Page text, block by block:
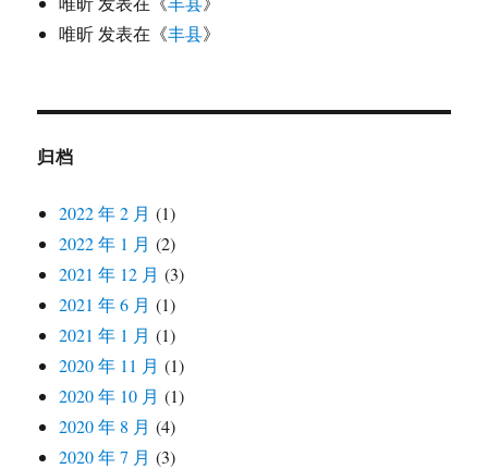
唯昕 发表在《丰县》
归档
2022 年 2 月 (1)
2022 年 1 月 (2)
2021 年 12 月 (3)
2021 年 6 月 (1)
2021 年 1 月 (1)
2020 年 11 月 (1)
2020 年 10 月 (1)
2020 年 8 月 (4)
2020 年 7 月 (3)